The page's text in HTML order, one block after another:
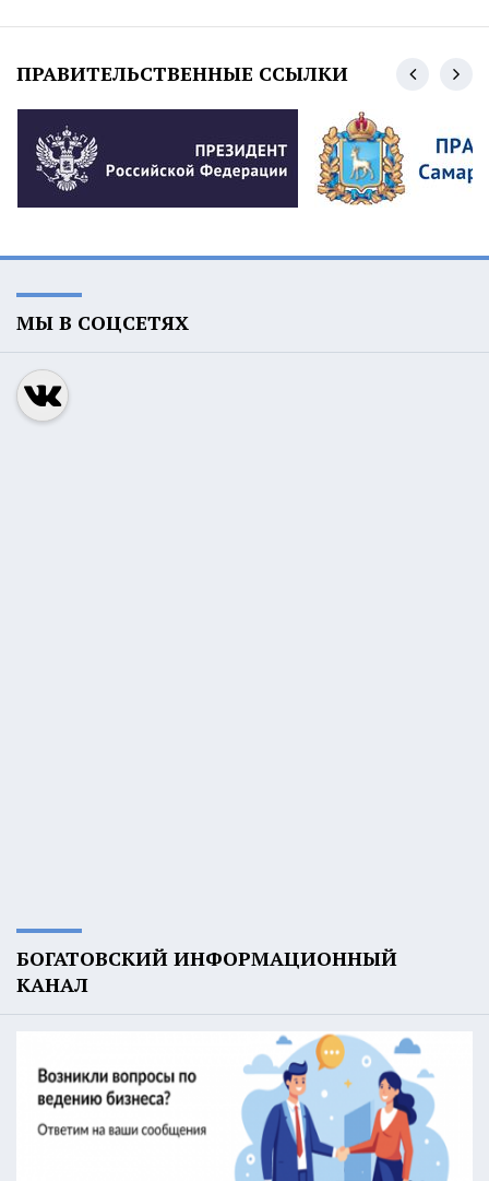
ПРАВИТЕЛЬСТВЕННЫЕ ССЫЛКИ
МЫ В СОЦСЕТЯХ
БОГАТОВСКИЙ ИНФОРМАЦИОННЫЙ
КАНАЛ